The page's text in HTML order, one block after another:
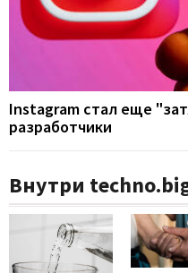
Instagram стал еще
разработчики
Внутри